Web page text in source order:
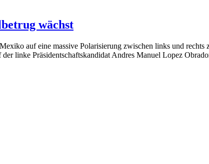
wächst
auf eine massive Polarisierung zwischen links und
linke Präsidentschaftskandidat Andres Manuel Lopez